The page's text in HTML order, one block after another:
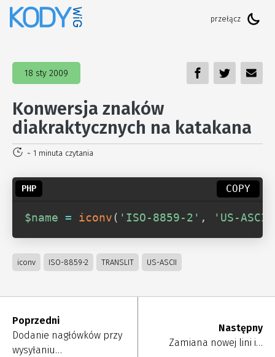
18 sty 2009
Konwersja znaków
diakraktycznych na katakana
~ 1 minuta czytania
COPY
$name = iconv ( 'ISO-8859-2' , 'US-
iconv ISO-8859-2 TRANSLIT US-ASCII
Poprzedni
Dodanie nagłówków przy
wysyłaniu…
Następny
Zamiana nowej lini i…